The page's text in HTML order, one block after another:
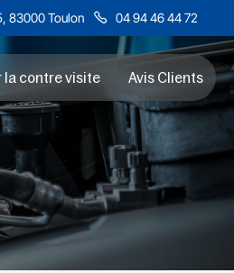
83000 Toulon 04 94 46 44 72
la contre visite Avis Clients